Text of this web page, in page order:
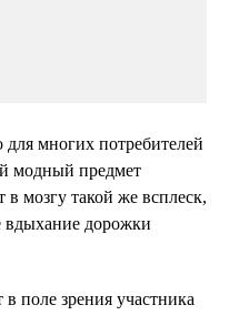
многих потребителей
модный предмет
в мозгу такой же всплеск,
дорожки
поле зрения участника